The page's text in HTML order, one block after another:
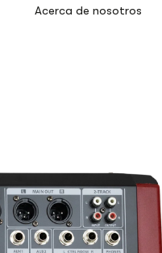
Acerca de nosotros